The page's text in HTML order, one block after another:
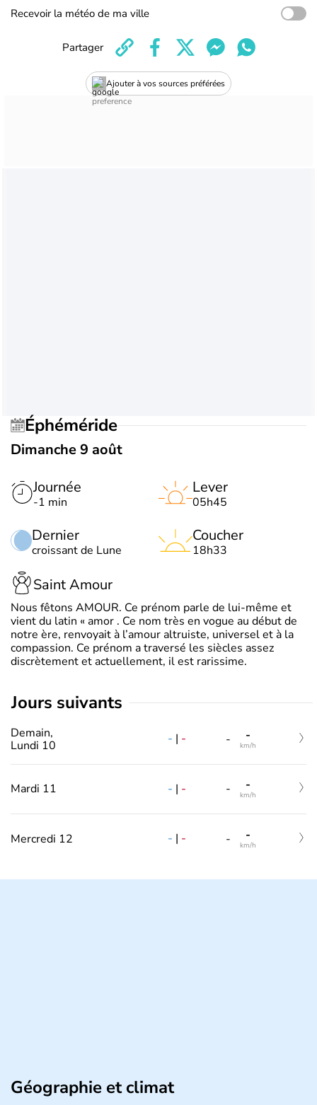
Recevoir la météo de ma ville
Ajouter à vos sources préférées
Partager
Éphéméride
Dimanche 9 août
Journée
-1 min
Dernier
croissant de Lune
Lever
05h45
Coucher
18h33
Saint Amour
Nous fêtons AMOUR. Ce prénom parle de lui-même et
vient du latin « amor . Ce nom très en vogue au début de
notre ère, renvoyait à l’amour altruiste, universel et à la
compassion. Ce prénom a traversé les siècles assez
discrètement et actuellement, il est rarissime.
jours suivants
Demain,
Lundi 10
- | - - -
km/h
Mardi 11 - | - - -
km/h
Mercredi 12 - | - - -
km/h
Géographie et climat